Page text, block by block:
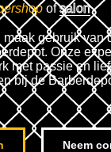
of salon
gebruik van
Onze
met passie en
bij de
Neem